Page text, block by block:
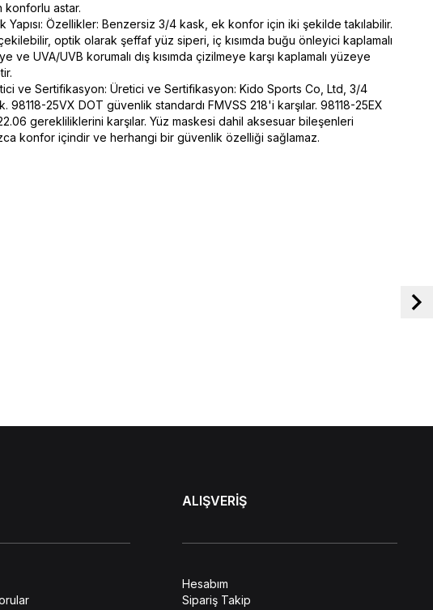
konforlu astar.
Yapısı: Özellikler: Benzersiz 3/4 kask, ek konfor için iki şekilde takılabilir.
optik olarak şeffaf yüz siperi, iç kısımda buğu önleyici kaplamalı
ve UVA/UVB korumalı dış kısımda çizilmeye karşı kaplamalı yüzeye
ve Sertifikasyon: Üretici ve Sertifikasyon: Kido Sports Co, Ltd, 3/4
98118-25VX DOT güvenlik standardı FMVSS 218'i karşılar. 98118-25EX
gerekliliklerini karşılar. Yüz maskesi dahil aksesuar bileşenleri
konfor içindir ve herhangi bir güvenlik özelliği sağlamaz.
ALIŞVERİŞ
Hesabım
Sipariş Takip